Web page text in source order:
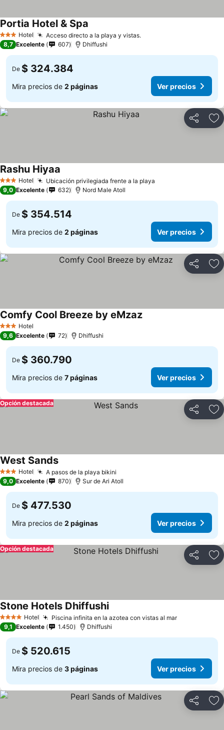
3 Estrellas
Hotel Acceso directo a la playa y vistas.
Portia Hotel & Spa
8,7 Excelente 607 Dhiffushi
De $ 324.384
Mira precios de 2 páginas Ver precios
Compartir
3 Estrellas
Hotel Ubicación privilegiada frente a la playa
Rashu Hiyaa
9,0 Excelente 632 Nord Male Atoll
De $ 354.514
Mira precios de 2 páginas Ver precios
Compartir
3 Estrellas
Hotel
Comfy Cool Breeze by eMzaz
9,6 Excelente 72 Dhiffushi
De $ 360.790
Mira precios de 7 páginas Ver precios
Compartir
Opción destacada
3 Estrellas
Hotel A pasos de la playa bikini
West Sands
9,0 Excelente 870 Sur de Ari Atoll
De $ 477.530
Mira precios de 2 páginas Ver precios
Compartir
Opción destacada
4 EstrellasHotel Piscina infinita en la azotea con vistas al mar
Stone Hotels Dhiffushi
9,1 Excelente 1.450 Dhiffushi
De $ 520.615
Mira precios de 3 páginas Ver precios
Compartir